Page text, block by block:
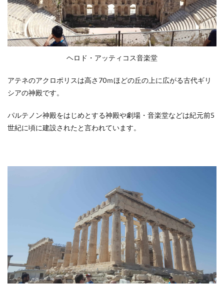
ヘロド・アッティコス音楽堂
アテネのアクロポリスは高さ70ｍほどの丘の上に広がる古代ギリ
シアの神殿です。
パルテノン神殿をはじめとする神殿や劇場・音楽堂などは紀元前5
世紀に頃に建設されたと言われています。